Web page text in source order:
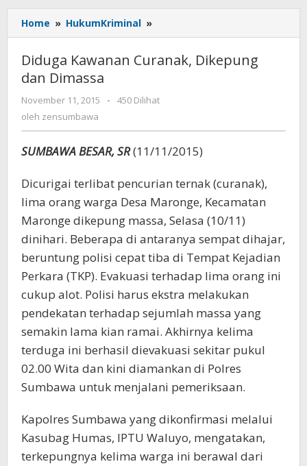
Home » HukumKriminal »
Kawanan
Curanak,
Dikepung
Dimassa
Diduga Kawanan Curanak, Dikepung
dan Dimassa
November 11, 2015
oleh
-
450 Dilihat
oleh zensumbawa
SUMBAWA BESAR, SR(11/11/2015)
Dicurigai terlibat pencurian ternak (curanak),
lima orang warga Desa Maronge, Kecamatan
Maronge dikepung massa, Selasa (10/11)
dinihari. Beberapa di antaranya sempat dihajar,
beruntung polisi cepat tiba di Tempat Kejadian
Perkara (TKP). Evakuasi terhadap lima orang ini
cukup alot. Polisi harus ekstra melakukan
pendekatan terhadap sejumlah massa yang
semakin lama kian ramai. Akhirnya kelima
terduga ini berhasil dievakuasi sekitar pukul
02.00 Wita dan kini diamankan di Polres
Sumbawa untuk menjalani pemeriksaan.
Kapolres Sumbawa yang dikonfirmasi melalui
Kasubag Humas, IPTU Waluyo, mengatakan,
terkepungnya kelima warga ini berawal dari